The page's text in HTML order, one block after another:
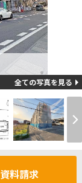
全ての写真を見る
資料請求